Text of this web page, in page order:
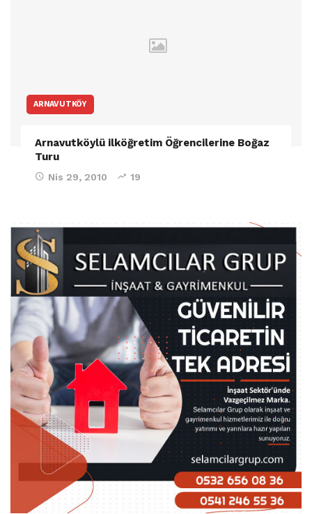
ARNAVUTKÖY
Arnavutköylü ilköğretim Öğrencilerine Boğaz
Turu
Nis 29, 2010 19